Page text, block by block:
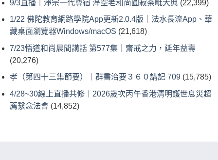
9/3直播｜淨宗一代尊宿 淨空老和尚圓寂荼毗大典 (22,399)
1/22 佛陀教育網路學院App更新2.0.4版｜法水長流App、華
藏桌面瀏覽器Windows/macOS (21,618)
7/23悟道和尚晨間講話 第577集｜齋戒之力，延年益壽
(20,276)
孝（第四十三集節要）｜群書治要３６０講記 709 (15,785)
4/28~30線上直播共修｜2026歲次丙午香港清明護世息災超
薦繫念法會 (14,852)